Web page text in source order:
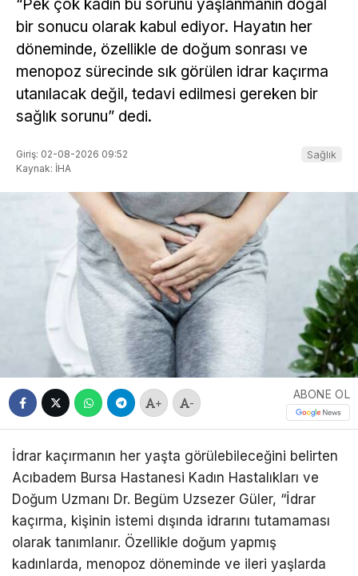
“Pek çok kadın bu sorunu yaşlanmanın doğal
bir sonucu olarak kabul ediyor. Hayatın her
döneminde, özellikle de doğum sonrası ve
menopoz sürecinde sık görülen idrar kaçırma
utanılacak değil, tedavi edilmesi gereken bir
sağlık sorunu” dedi.
Giriş: 02-08-2026 09:52
Kaynak: İHA
Sağlık
+ -
ABONE OL
İdrar kaçırmanın her yaşta görülebileceğini belirten
Acıbadem Bursa Hastanesi Kadın Hastalıkları ve
Doğum Uzmanı Dr. Begüm Uzsezer Güler, “İdrar
kaçırma, kişinin istemi dışında idrarını tutamaması
olarak tanımlanır. Özellikle doğum yapmış
kadınlarda, menopoz döneminde ve ileri yaşlarda